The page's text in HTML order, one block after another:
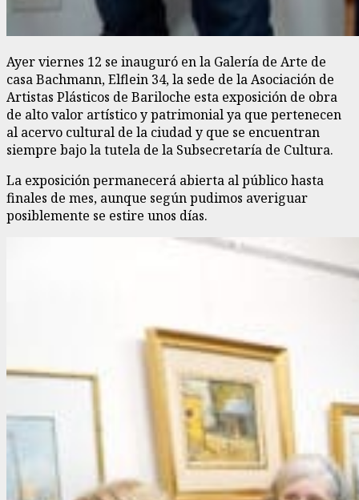
Ayer viernes 12 se inauguró en la Galería de Arte de
casa Bachmann, Elflein 34, la sede de la Asociación de
Artistas Plásticos de Bariloche esta exposición de obra
de alto valor artístico y patrimonial ya que pertenecen
al acervo cultural de la ciudad y que se encuentran
siempre bajo la tutela de la Subsecretaría de Cultura.
La exposición permanecerá abierta al público hasta
finales de mes, aunque según pudimos averiguar
posiblemente se estire unos días.